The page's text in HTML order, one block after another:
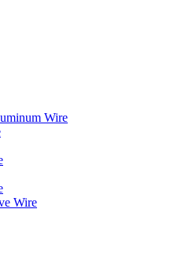
Wire
Wire